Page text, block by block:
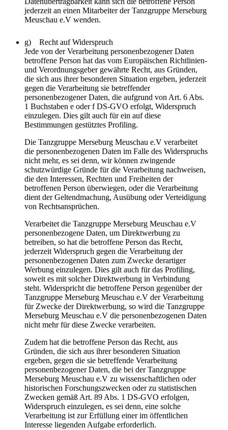
jederzeit an einen Mitarbeiter der Tanzgruppe Merseburg
Meuschau e.V wenden.
g) Recht auf Widerspruch
Jede von der Verarbeitung personenbezogener Daten
betroffene Person hat das vom Europäischen Richtlinien-
und Verordnungsgeber gewährte Recht, aus Gründen,
die sich aus ihrer besonderen Situation ergeben, jederzeit
gegen die Verarbeitung sie betreffender
personenbezogener Daten, die aufgrund von Art. 6 Abs.
1 Buchstaben e oder f DS-GVO erfolgt, Widerspruch
einzulegen. Dies gilt auch für ein auf diese
Bestimmungen gestütztes Profiling.
Die Tanzgruppe Merseburg Meuschau e.V verarbeitet
die personenbezogenen Daten im Falle des Widerspruchs
nicht mehr, es sei denn, wir können zwingende
schutzwürdige Gründe für die Verarbeitung nachweisen,
die den Interessen, Rechten und Freiheiten der
betroffenen Person überwiegen, oder die Verarbeitung
dient der Geltendmachung, Ausübung oder Verteidigung
von Rechtsansprüchen.
Verarbeitet die Tanzgruppe Merseburg Meuschau e.V
personenbezogene Daten, um Direktwerbung zu
betreiben, so hat die betroffene Person das Recht,
jederzeit Widerspruch gegen die Verarbeitung der
personenbezogenen Daten zum Zwecke derartiger
Werbung einzulegen. Dies gilt auch für das Profiling,
soweit es mit solcher Direktwerbung in Verbindung
steht. Widerspricht die betroffene Person gegenüber der
Tanzgruppe Merseburg Meuschau e.V der Verarbeitung
für Zwecke der Direktwerbung, so wird die Tanzgruppe
Merseburg Meuschau e.V die personenbezogenen Daten
nicht mehr für diese Zwecke verarbeiten.
Zudem hat die betroffene Person das Recht, aus
Gründen, die sich aus ihrer besonderen Situation
ergeben, gegen die sie betreffende Verarbeitung
personenbezogener Daten, die bei der Tanzgruppe
Merseburg Meuschau e.V zu wissenschaftlichen oder
historischen Forschungszwecken oder zu statistischen
Zwecken gemäß Art. 89 Abs. 1 DS-GVO erfolgen,
Widerspruch einzulegen, es sei denn, eine solche
Verarbeitung ist zur Erfüllung einer im öffentlichen
Interesse liegenden Aufgabe erforderlich.